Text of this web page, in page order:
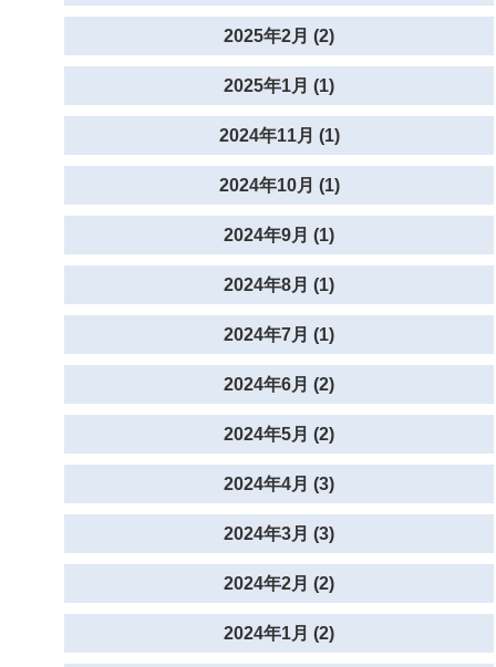
2025年2月 (2)
2025年1月 (1)
2024年11月 (1)
2024年10月 (1)
2024年9月 (1)
2024年8月 (1)
2024年7月 (1)
2024年6月 (2)
2024年5月 (2)
2024年4月 (3)
2024年3月 (3)
2024年2月 (2)
2024年1月 (2)